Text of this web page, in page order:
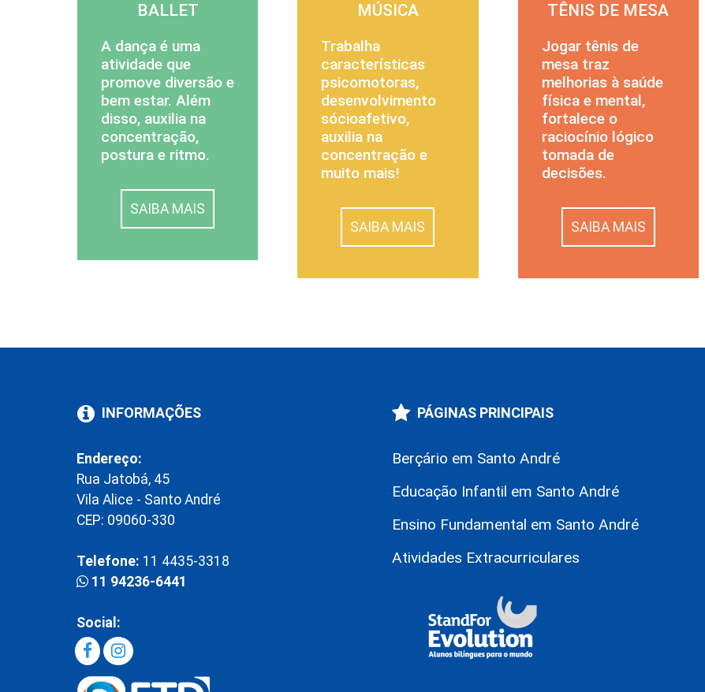
BALLET
A dança é uma
atividade que
promove diversão e
bem estar. Além
disso, auxilia na
concentração,
postura e ritmo.
SAIBA MAIS
MÚSICA
Trabalha
características
psicomotoras,
desenvolvimento
sócioafetivo,
auxilia na
concentração e
muito mais!
SAIBA MAIS
TÊNIS DE MESA
Jogar tênis de
mesa traz
melhorias à saúde
física e mental,
fortalece o
raciocínio lógico
tomada de
decisões.
SAIBA MAIS
INFORMAÇÕES
Endereço:
Rua Jatobá, 45
Vila Alice - Santo André
CEP: 09060-330
Telefone: 11 4435-3318
11 94236-6441
Social:
PÁGINAS PRINCIPAIS
Berçário em Santo André
Educação Infantil em Santo André
Ensino Fundamental em Santo André
Atividades Extracurriculares